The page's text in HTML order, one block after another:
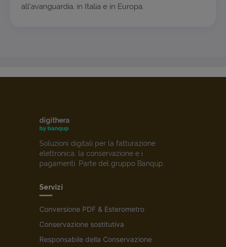
all'avanguardia, in Italia e in Europa.
digithera
by banqup
Soluzioni digitali per la fatturazione
elettronica, la conservazione e i
pagamenti. Parte del gruppo Banqup.
Servizi
Conversione PDF & Esterometro
Conservazione sostitutiva
Responsabile della Conservazione